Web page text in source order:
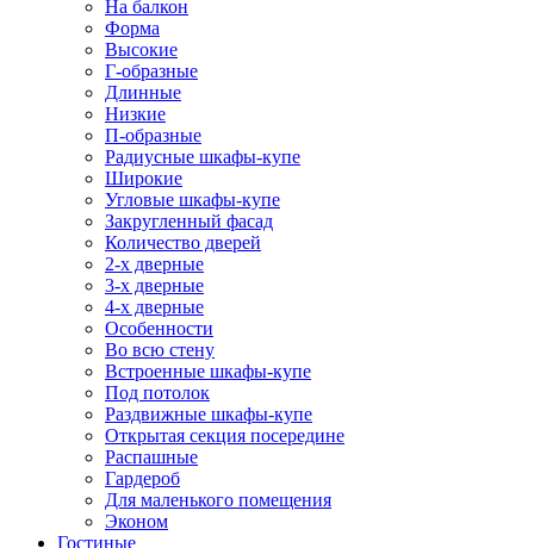
На балкон
Форма
Высокие
Г-образные
Длинные
Низкие
П-образные
Радиусные шкафы-купе
Широкие
Угловые шкафы-купе
Закругленный фасад
Количество дверей
2-х дверные
3-х дверные
4-х дверные
Особенности
Во всю стену
Встроенные шкафы-купе
Под потолок
Раздвижные шкафы-купе
Открытая секция посередине
Распашные
Гардероб
Для маленького помещения
Эконом
Гостиные